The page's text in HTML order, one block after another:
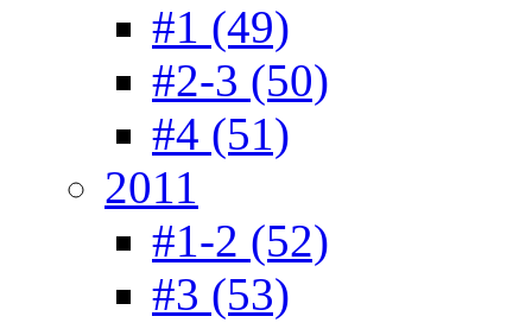
#1 (49)
#2-3 (50)
#4 (51)
2011
#1-2 (52)
#3 (53)